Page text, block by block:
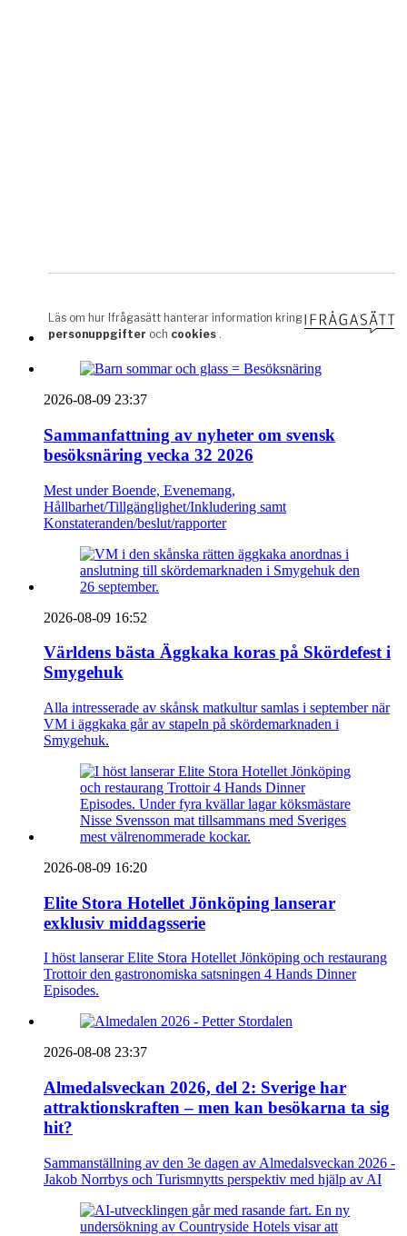
2026-08-09 23:37
Sammanfattning av nyheter om svensk
besöksnäring vecka 32 2026
Mest under Boende, Evenemang,
Hållbarhet/Tillgänglighet/Inkludering samt
Konstateranden/beslut/rapporter
2026-08-09 16:52
Världens bästa Äggkaka koras på Skördefest i
Smygehuk
Alla intresserade av skånsk matkultur samlas i september när
VM i äggkaka går av stapeln på skördemarknaden i
Smygehuk.
2026-08-09 16:20
Elite Stora Hotellet Jönköping lanserar
exklusiv middagsserie
I höst lanserar Elite Stora Hotellet Jönköping och restaurang
Trottoir den gastronomiska satsningen 4 Hands Dinner
Episodes.
2026-08-08 23:37
Almedalsveckan 2026, del 2: Sverige har
attraktionskraften – men kan besökarna ta sig
hit?
Sammanställning av den 3e dagen av Almedalsveckan 2026 -
Jakob Norrbys och Turismnytts perspektiv med hjälp av AI